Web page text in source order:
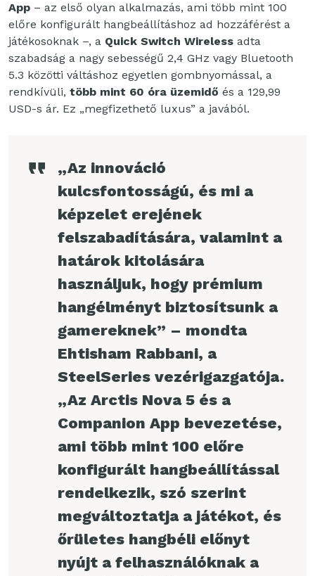
App – az első olyan alkalmazás, ami több mint 100
előre konfigurált hangbeállításhoz ad hozzáférést a
játékosoknak –, a Quick Switch Wireless adta
szabadság a nagy sebességű 2,4 GHz vagy Bluetooth
5.3 közötti váltáshoz egyetlen gombnyomással, a
rendkívüli, több mint 60 óra üzemidő és a 129,99
USD-s ár. Ez „megfizethető luxus” a javából.
„Az innováció
kulcsfontosságú, és mi a
képzelet erejének
felszabadítására, valamint a
határok kitolására
használjuk, hogy prémium
hangélményt biztosítsunk a
gamereknek” – mondta
Ehtisham Rabbani, a
SteelSeries vezérigazgatója.
„Az Arctis Nova 5 és a
Companion App bevezetése,
ami több mint 100 előre
konfigurált hangbeállítással
rendelkezik, szó szerint
megváltoztatja a játékot, és
őrületes hangbéli előnyt
nyújt a felhasználóknak a